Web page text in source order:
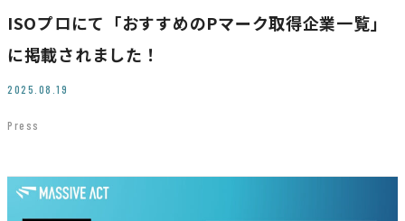
ISOプロにて「おすすめのPマーク取得企業一覧」
に掲載されました！
2025.08.19
Press